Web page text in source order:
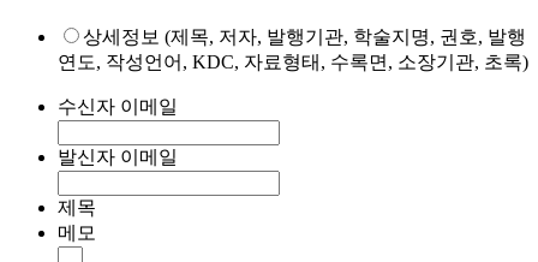
상세정보 (제목, 저자, 발행기관, 학술지명, 권호, 발행
연도, 작성언어, KDC, 자료형태, 수록면, 소장기관, 초록)
수신자 이메일
발신자 이메일
제목
메모